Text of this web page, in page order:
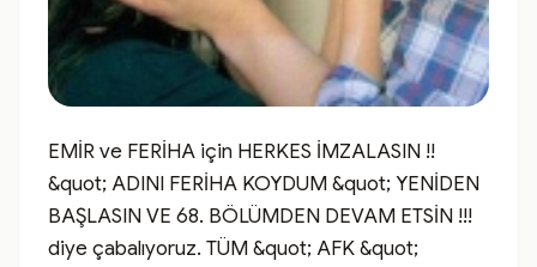
EMİR ve FERİHA için HERKES İMZALASIN !!
&quot; ADINI FERİHA KOYDUM &quot; YENİDEN
BAŞLASIN VE 68. BÖLÜMDEN DEVAM ETSİN !!!
diye çabalıyoruz. TÜM &quot; AFK &quot;